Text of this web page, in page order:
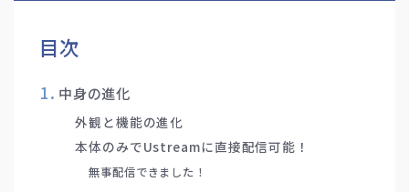
目次
中身の進化
外観と機能の進化
本体のみでUstreamに直接配信可能！
無事配信できました！